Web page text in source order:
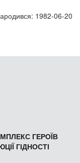
1982-06-20
ГЕРОЇВ
ГІДНОСТІ